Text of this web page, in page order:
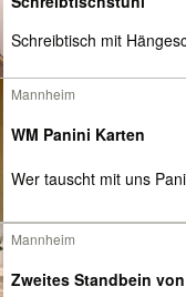
Schreibtisch mit
Mannheim
WM Panini Karten
Wer tauscht mit uns
Mannheim
Zweites Standbein